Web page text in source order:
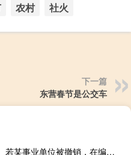
农村 社火
下一篇
东营春节是公交车
若某事业单位被撤销，在编和非在编人员该如何分流